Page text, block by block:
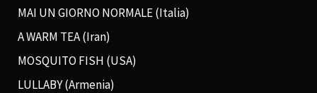
MAI UN GIORNO NORMALE (Italia)
A WARM TEA (Iran)
MOSQUITO FISH (USA)
LULLABY (Armenia)